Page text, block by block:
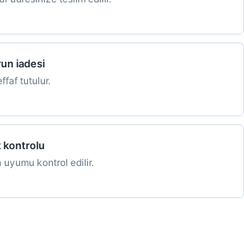
iadesi
tutulur.
kontrolu
uyumu kontrol edilir.